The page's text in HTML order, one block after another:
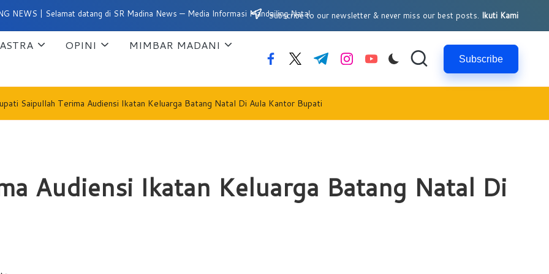
| Selamat datang di SR Madina News — Media Informasi Mandailing NatalSubscribe to our newsletter & never miss our best posts. Ikuti Kami
OPINI
MIMBAR MADANI
facebook.com
twitter.com
t.me instagram.com
youtube.com Subscribe
Saipullah Terima Audiensi Ikatan Keluarga Batang Natal Di Aula Kantor Bupati
Audiensi Ikatan Keluarga Batang Natal Di